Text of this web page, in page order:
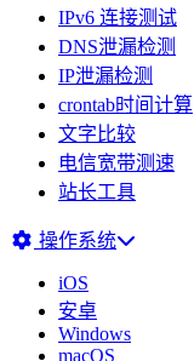
IPv6 连接测试
DNS泄漏检测
IP泄漏检测
crontab时间计算
文字比较
电信宽带测速
站长工具
操作系统
iOS
安卓
Windows
macOS